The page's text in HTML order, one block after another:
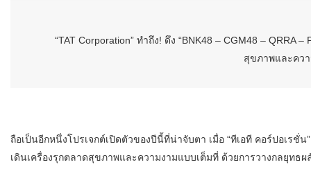
“TAT Corporation” ทำถึง! ดึง “BNK48 – CGM48 – QRRA
สุขภาพและคว
ถือเป็นอีกหนึ่งโปรเจกต์เปิดตัวของปีนี้ที่น่าจับตา เมื่อ “ทีเอที คอร์ปอเร
เดินเครื่องรุกตลาดสุขภาพและความงามแบบเต็มที่ ด้วยการวางกลยุทธ